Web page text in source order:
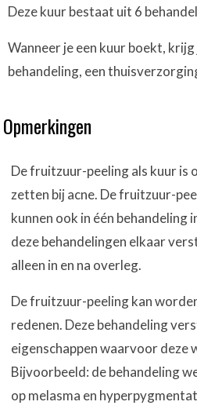
Deze kuur bestaat uit 6
Wanneer je een kuur boekt,
behandeling, een
Opmerkingen
De fruitzuur-peeling als kuur is
zetten bij acne. De fruitzuur-
kunnen ook in één behandeling
deze behandelingen elkaar
alleen in en na overleg.
De fruitzuur-peeling kan
redenen. Deze behandeling
eigenschappen waarvoor deze
Bijvoorbeeld: de behandeling
op melasma en